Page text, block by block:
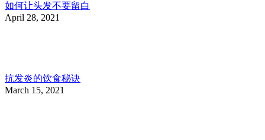
如何让头发不要留白
April 28, 2021
抗发炎的饮食秘诀
March 15, 2021